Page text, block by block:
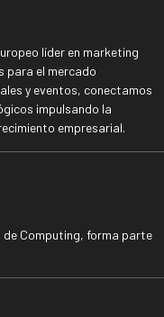
líder en marketing
para el mercado
y eventos, conectamos
impulsando la
empresarial.
de Computing, forma parte